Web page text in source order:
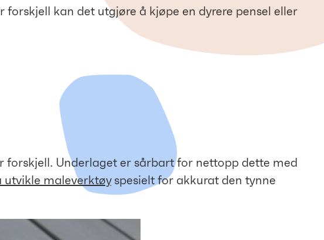
forskjell kan det utgjøre å kjøpe en dyrere pensel eller
forskjell. Underlaget er sårbart for nettopp dette med
utvikle maleverktøyspesielt for akkurat den tynne